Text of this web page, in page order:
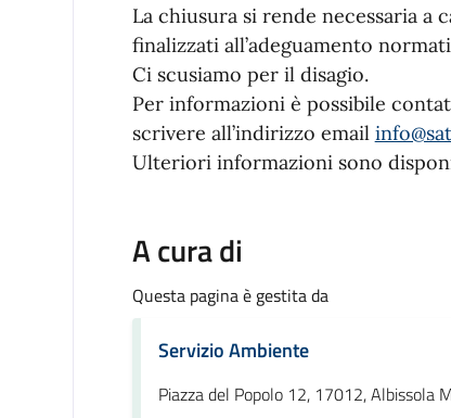
La chiusura si rende necessaria
finalizzati all’adeguamento
Ci scusiamo per il disagio.
Per informazioni è possibile
scrivere all’indirizzo email
Ulteriori informazioni sono
A cura di
Questa pagina è gestita da
Servizio Ambiente
Piazza del Popolo 12, 17012, Albissola